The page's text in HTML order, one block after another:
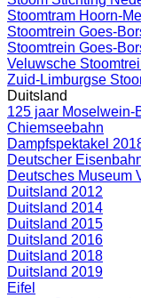
Stoomtram Hoorn-
Stoomtrein Goes-
Stoomtrein Goes-
Veluwsche
Zuid-Limburgse
Duitsland
125 jaar Moselwein-
Chiemseebahn
Dampfspektakel
Deutscher
Deutsches Museum
Duitsland 2012
Duitsland 2014
Duitsland 2015
Duitsland 2016
Duitsland 2018
Duitsland 2019
Eifel